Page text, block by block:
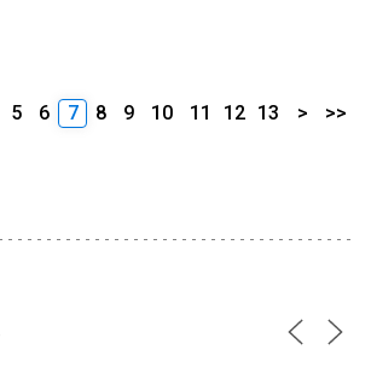
5 6 7 8 9 10 11 12 13 > >>